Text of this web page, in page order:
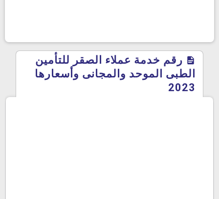
رقم خدمة عملاء الصقر للتأمين
الطبى الموحد والمجانى وأسعارها
2023